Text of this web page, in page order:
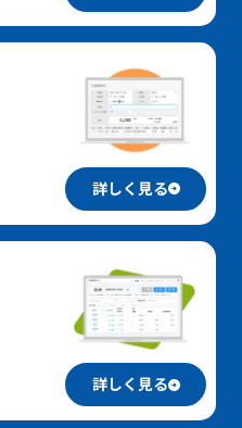
詳しく見る
詳しく見る